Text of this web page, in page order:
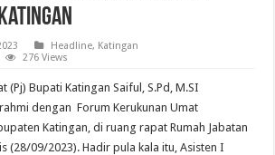
Headline, Katingan
276 Views
(Pj) Bupati Katingan Saiful, S.Pd, M.SI
dengan Forum Kerukunan Umat
Katingan, di ruang rapat Rumah Jabatan
(28/09/2023). Hadir pula kala itu, Asisten I